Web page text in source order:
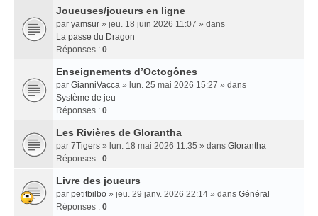
Joueuses/joueurs en ligne
par yamsur » jeu. 18 juin 2026 11:07 » dans
La passe du Dragon
Réponses : 0
Enseignements dʼOctogônes
par GianniVacca » lun. 25 mai 2026 15:27 » dans
Système de jeu
Réponses : 0
Les Rivières de Glorantha
par 7Tigers » lun. 18 mai 2026 11:35 » dans Glorantha
Réponses : 0
Livre des joueurs
par petitbilbo » jeu. 29 janv. 2026 22:14 » dans Général
Réponses : 0